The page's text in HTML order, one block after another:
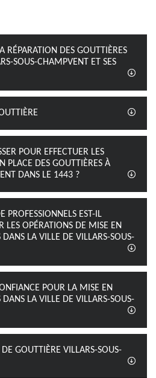
RÉPARATION DES GOUTTIÈRES
SOUS-CHAMPVENT ET SES
POUR EFFECTUER LES
PLACE DES GOUTTIÈRES À
DANS LE 1443 ?
PROFESSIONNELS EST-IL
LES OPÉRATIONS DE MISE EN
DANS LA VILLE DE VILLARS-SOUS-
POUR LA MISE EN
DANS LA VILLE DE VILLARS-SOUS-
GOUTTIÈRE VILLARS-SOUS-